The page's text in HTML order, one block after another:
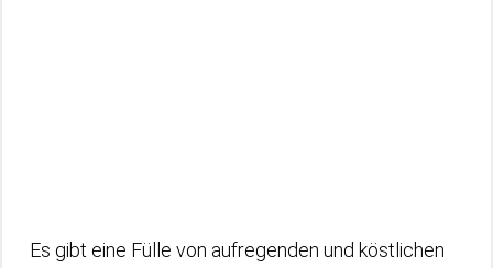
Es gibt eine Fülle von aufregenden und köstlichen